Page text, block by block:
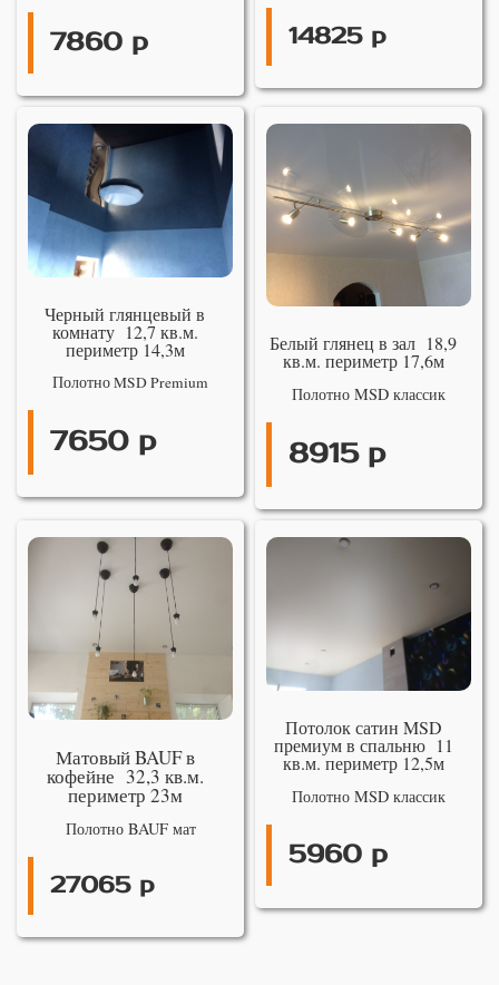
7860 р 14825 р
Черный глянцевый в
комнату 12,7 кв.м.
периметр 14,3м
Полотно MSD Premium
7650 р
Белый глянец в зал 18,9
кв.м. периметр 17,6м
Полотно MSD классик
8915 р
Матовый BAUF в
кофейне 32,3 кв.м.
периметр 23м
Полотно BAUF мат
27065 р
Потолок сатин MSD
премиум в спальню 11
кв.м. периметр 12,5м
Полотно MSD классик
5960 р